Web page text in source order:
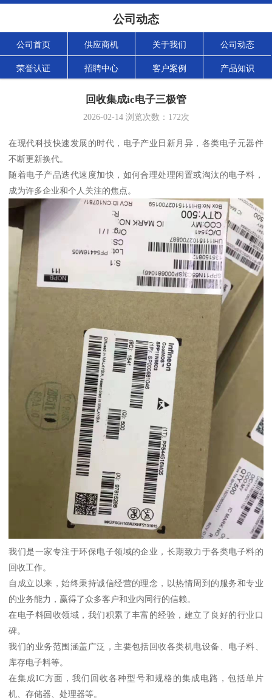
公司动态
公司首页 供应商机 关于我们 公司动态
荣誉认证 招聘中心 客户案例 产品知识
回收集成ic电子三极管
2026-02-14浏览次数： 172次
在现代科技快速发展的时代，电子产业日新月异，各类电子元器件
不断更新换代。
随着电子产品迭代速度加快，如何合理处理闲置或淘汰的电子料，
成为许多企业和个人关注的焦点。
我们是一家专注于环保电子领域的企业，长期致力于各类电子料的
回收工作。
自成立以来，始终秉持诚信经营的理念，以热情周到的服务和专业
的业务能力，赢得了众多客户和业内同行的信赖。
在电子料回收领域，我们积累了丰富的经验，建立了良好的行业口
碑。
我们的业务范围涵盖广泛，主要包括回收各类机电设备、电子料、
库存电子料等。
在集成IC方面，我们回收各种型号和规格的集成电路，包括单片
机、存储器、处理器等。